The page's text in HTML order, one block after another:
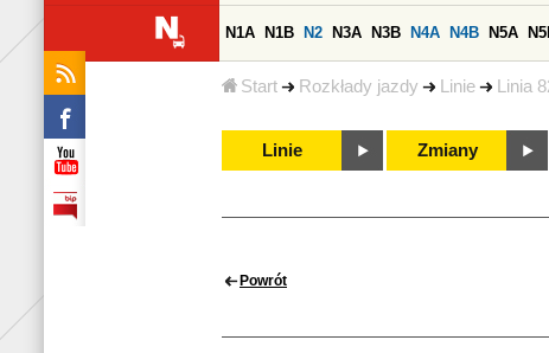
Start Rozkłady jazdy Linie Linia
N1A N1B N2 N3A N3B N4A N4B N5A
Linie Zmiany
Powrót